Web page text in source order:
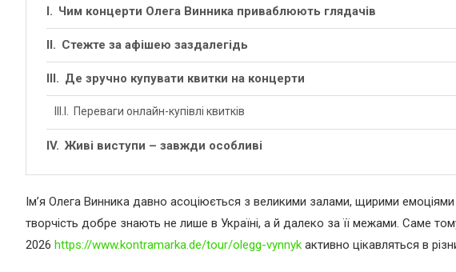
Чим концерти Олега Винника приваблюють глядачів
Стежте за афішею заздалегідь
Де зручно купувати квитки на концерти
Переваги онлайн-купівлі квитків
Живі виступи – завжди особливі
Ім’я Олега Винника давно асоціюється з великими залами, щирими
творчість добре знають не лише в Україні, а й далеко за її межами. Саме
2026 https://www.kontramarka.de/tour/olegg-vynnyk активно цікавляться в